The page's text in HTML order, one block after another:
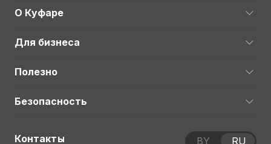
О Куфаре
Для бизнеса
Полезно
Безопасность
Контакты BY RU